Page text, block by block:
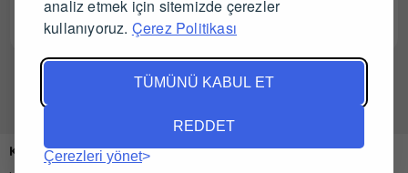
analiz etmek için sitemizde çerezler
kullanıyoruz. Çerez Politikası
TÜMÜNÜ KABUL ET
REDDET
Çerezleri yönet
Tüm Satıcıları Gör
Kurumsal